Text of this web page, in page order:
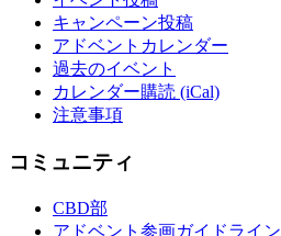
キャンペーン投稿
アドベントカレンダー
過去のイベント
カレンダー購読 (iCal)
注意事項
コミュニティ
CBD部
アドベント参画ガイドライン